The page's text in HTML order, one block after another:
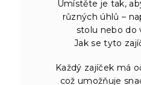
Umístěte je tak,
různých úhlů –
stolu nebo do
Jak se tyto
Každý zajíček má
což umožňuje